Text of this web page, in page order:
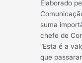
Elaborado
suma
chefe de
“Esta é a
que